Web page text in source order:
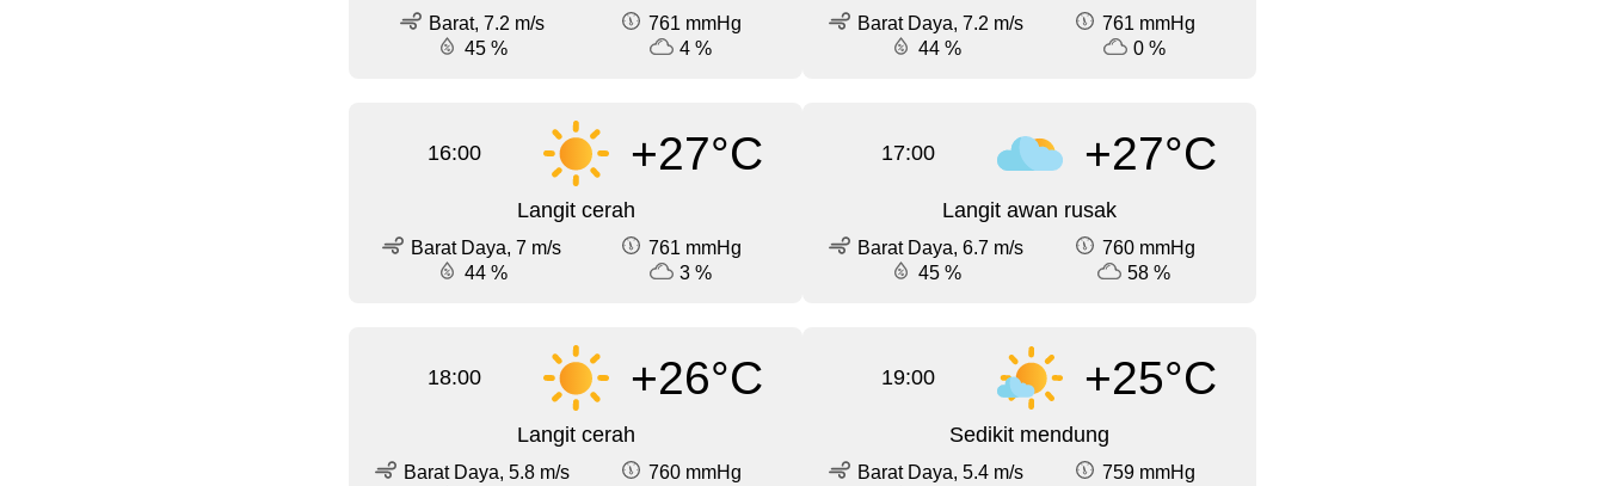
Barat, 7.2 m/s
761 mmHg
45 %
4 %
Barat Daya, 7.2 m/s
761 mmHg
44 %
0 %
16:00 +27°C
Langit cerah
Barat Daya, 7 m/s
761 mmHg
44 %
3 %
17:00 +27°C
Langit awan rusak
Barat Daya, 6.7 m/s
760 mmHg
45 %
58 %
18:00 +26°C
Langit cerah
Barat Daya, 5.8 m/s
760 mmHg
19:00 +25°C
Sedikit mendung
Barat Daya, 5.4 m/s
759 mmHg